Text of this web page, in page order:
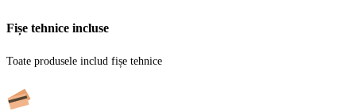
Fișe tehnice incluse
Toate produsele includ fișe tehnice